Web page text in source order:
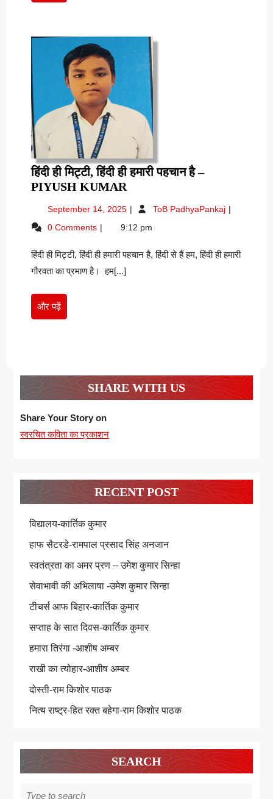
पढ़ें
हिंदी ही मिट्टी, हिंदी ही हमारी पहचान है –
PIYUSH KUMAR
मिट्टी,
हिंदी
हमारी
September 14, 2025 September
2025
ToB PadhyaPankaj हिंदी
ही
0 Comments 9:12 pm
हिंदी ही मिट्टी, हिंदी ही हमारी पहचान है, हिंदी से हैं हम, हिंदी ही हमारी
गौरवता का प्रमाण है। हम[...]
और पढ़ेंऔर
पढ़ें
SHARE WITH US
Share Your Story on
स्वरचित कविता का प्रकाशन
RECENT POST
विद्यालय-कार्तिक कुमार
हाफ सैटरडे-रामपाल प्रसाद सिंह अनजान
स्वतंत्रता का अमर प्रण – उमेश कुमार सिन्हा
सेवाभावी की अभिलाषा -उमेश कुमार सिन्हा
टीचर्स आफ बिहार-कार्तिक कुमार
सप्ताह के सात दिवस-कार्तिक कुमार
हमारा तिरंगा -आशीष अम्बर
राखी का त्योहार-आशीष अम्बर
दोस्ती-राम किशोर पाठक
नित्य राष्ट्र-हित रक्त बहेगा-राम किशोर पाठक
SEARCH